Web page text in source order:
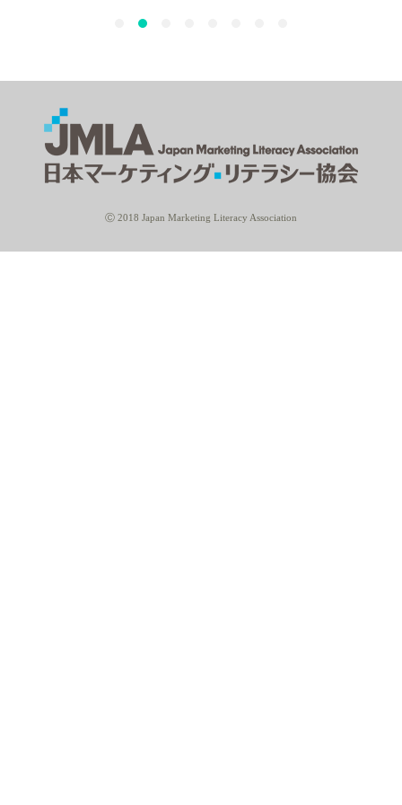
Ⓒ 2018 Japan Marketing Literacy Association